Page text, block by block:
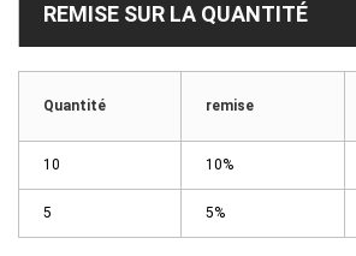
REMISE SUR LA QUANTITÉ
Quantité remise
10 10%
5 5%